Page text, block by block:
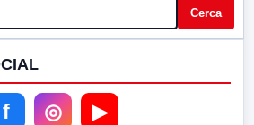
Cerca
f ◎ ▶